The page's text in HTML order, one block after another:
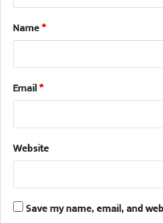
Name*
Email*
Website
Save my name, email, and